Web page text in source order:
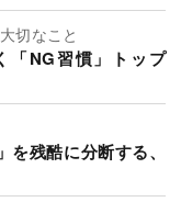
切なこと
「NG習慣」トップ
を残酷に分断する、